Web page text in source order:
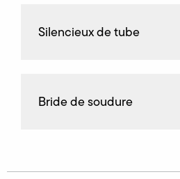
Silencieux de tube
Bride de soudure